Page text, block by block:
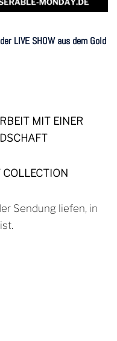
LIVE SHOW aus dem Gold
MIT EINER
COLLECTION
Sendung liefen, in